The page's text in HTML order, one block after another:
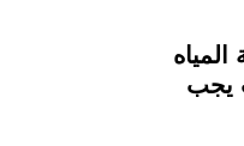
يجب